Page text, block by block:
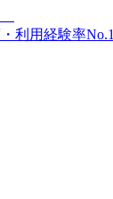
利用経験率No.1